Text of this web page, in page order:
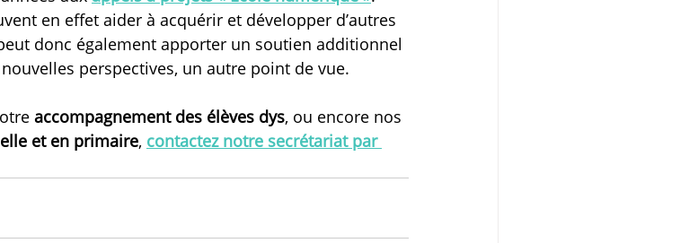
en effet aider à acquérir et développer d’autres
donc également apporter un soutien additionnel
perspectives, un autre point de vue.
accompagnement des élèves dys, ou encore nos
et en primaire, contactez notre secrétariat par